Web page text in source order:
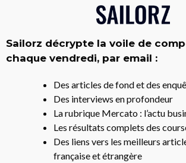
Sailorz décrypte la voile de
chaque vendredi, par email :
Des articles de fond et des
Des interviews en profondeur
La rubrique Mercato : l’actu
Les résultats complets des
Des liens vers les meilleurs
française et étrangère